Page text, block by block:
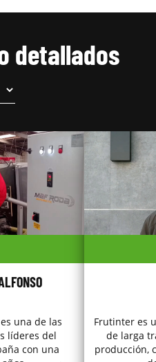
detallados
una de las
líderes del
con una
Frutinter es
de larga
producción,